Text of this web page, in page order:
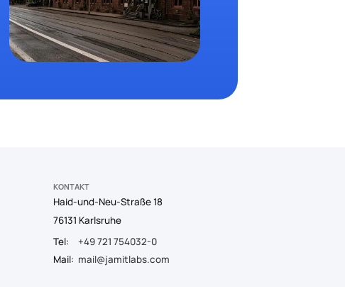
KONTAKT
Haid-und-Neu-Straße 18
76131 Karlsruhe
Tel:
+49 721 754032-0
Mail: mail@jamitlabs.com